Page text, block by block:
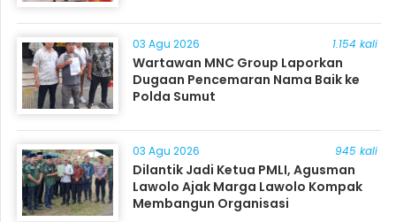
03 Agu 2026 1.154 kali
Wartawan MNC Group Laporkan
Dugaan Pencemaran Nama Baik ke
Polda Sumut
03 Agu 2026 945 kali
Dilantik Jadi Ketua PMLI, Agusman
Lawolo Ajak Marga Lawolo Kompak
Membangun Organisasi